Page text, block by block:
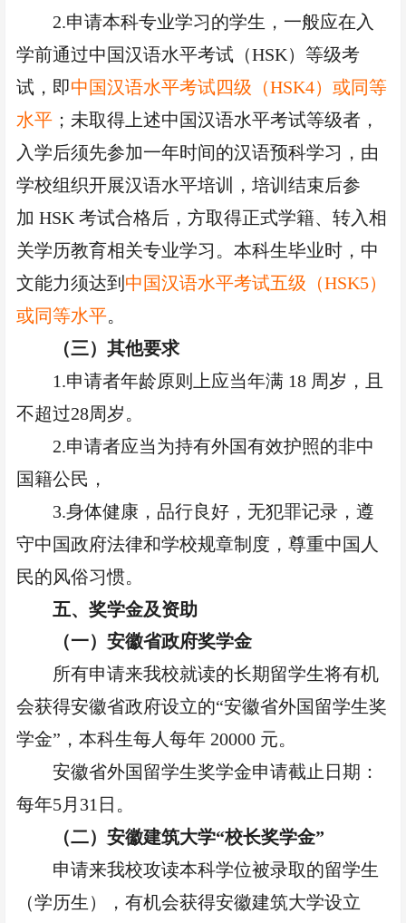
2.申请本科专业学习的学生，一般应在入
学前通过中国汉语水平考试（HSK）等级考
试，即中国汉语水平考试四级（HSK4）或同等
水平 ；未取得上述中国汉语水平考试等级者，
入学后须先参加一年时间的汉语预科学习，由
学校组织开展汉语水平培训，培训结束后参
加 HSK 考试合格后，方取得正式学籍、转入相
关学历教育相关专业学习。本科生毕业时，中
文能力须达到 中国汉语水平考试五级（HSK5）
或同等水平。
（三）其他要求
1.申请者年龄原则上应当年满 18 周岁，且
不超过28周岁。
2.申请者应当为持有外国有效护照的非中
国籍公民，
3.身体健康，品行良好，无犯罪记录，遵
守中国政府法律和学校规章制度，尊重中国人
民的风俗习惯。
五、奖学金及资助
（一）安徽省政府奖学金
所有申请来我校就读的长期留学生将有机
会获得安徽省政府设立的“安徽省外国留学生奖
学金”，本科生每人每年 20000 元。
安徽省外国留学生奖学金申请截止日期：
每年5月31日。
（二）安徽建筑大学“校长奖学金”
申请来我校攻读本科学位被录取的留学生
（学历生），有机会获得安徽建筑大学设立